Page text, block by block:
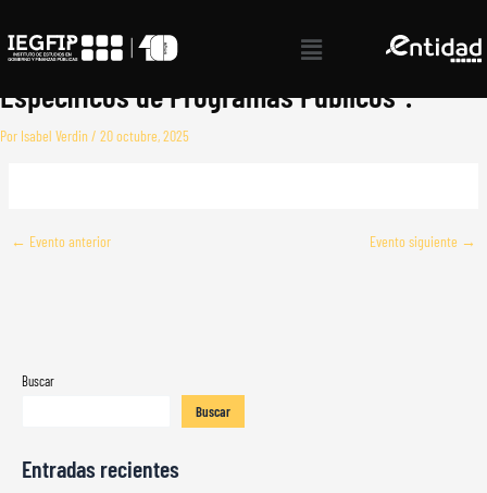
contenido
Menú
Marco Lógico para Diagnósticos
Específicos de Programas Públicos”.
Por Isabel Verdin/ 20 octubre, 2025
← Evento anterior Evento siguiente →
Buscar
Buscar
Entradas recientes